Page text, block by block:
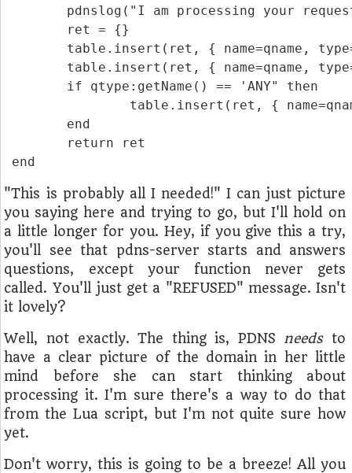
"This is probably all I needed!" I can just picture
you saying here and trying to go, but I'll hold on
a little longer for you. Hey, if you give this a try,
you'll see that pdns-server starts and answers
questions, except your function never gets
called. You'll just get a "REFUSED" message. Isn't
it lovely?
Well, not exactly. The thing is, PDNS needsto
have a clear picture of the domain in her little
mind before she can start thinking about
processing it. I'm sure there's a way to do that
from the Lua script, but I'm not quite sure how
yet.
Don't worry, this is going to be a breeze! All you